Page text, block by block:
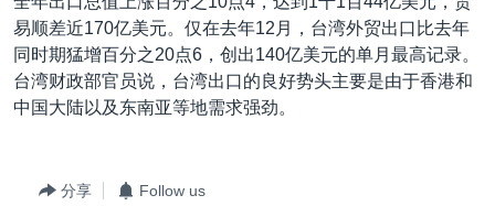
南中国海争端
关注西藏
关注新疆
其他语言网站
易顺差近170亿美元。仅在去年12月，台湾外贸出口比去年
同时期猛增百分之20点6，创出140亿美元的单月最高记录。
台湾财政部官员说，台湾出口的良好势头主要是由于香港和
中国大陆以及东南亚等地需求强劲。
分享 Follow us